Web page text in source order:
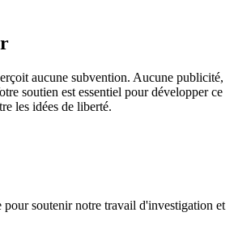
aucune subvention. Aucune publicité,
soutien est essentiel pour développer ce
les idées de liberté.
pour soutenir notre travail d'investigation et